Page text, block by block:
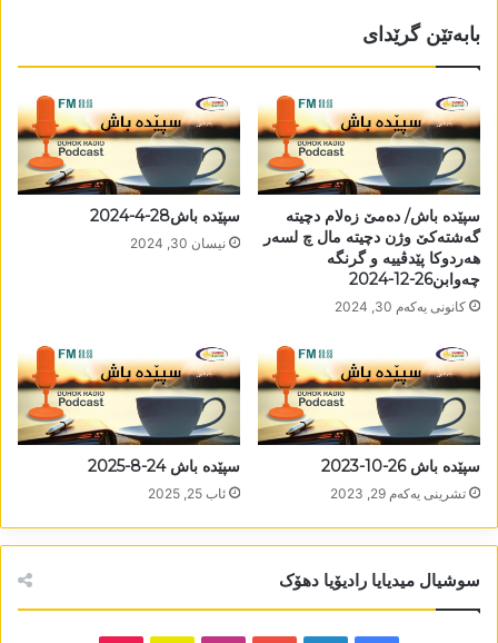
بابەتێن گرێدای
سپێدە باش/ دەمێ زەلام دچیتە
گەشتەکێ وژن دچیتە مال چ لسەر
ھەردوکا پێدڤییە و گرنگە
چەوابن26-12-2024
كانونی یه‌كه‌م 30, 2024
سپێدە باش28-4-2024
نیسان 30, 2024
سپێدە باش 26-10-2023
تشرینی یه‌كه‌م 29, 2023
سپێدە باش 24-8-2025
ئاب 25, 2025
سوشیال میدیایا رادیۆیا دھۆک